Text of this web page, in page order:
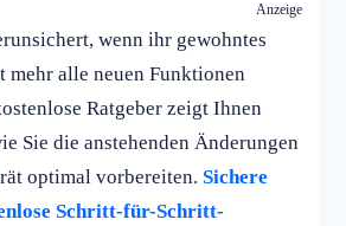
Anzeige
wenn ihr gewohntes
alle neuen Funktionen
Ratgeber zeigt Ihnen
Sie die anstehenden Änderungen
optimal vorbereiten. Sichere
Schritt-für-Schritt-